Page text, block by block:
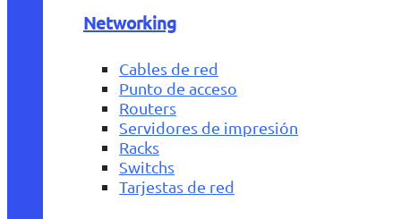
Networking
Cables de red
Punto de acceso
Routers
Servidores de impresión
Racks
Switchs
Tarjestas de red